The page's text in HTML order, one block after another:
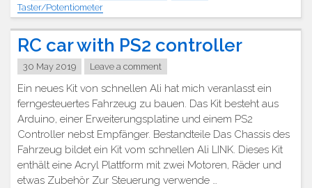
Taster/Potentiometer
RC car with PS2 controller
30 May 2019 Leave a comment
Ein neues Kit von schnellen Ali hat mich veranlasst ein
ferngesteuertes Fahrzeug zu bauen. Das Kit besteht aus
Arduino, einer Erweiterungsplatine und einem PS2
Controller nebst Empfänger. Bestandteile Das Chassis des
Fahrzeug bildet ein Kit vom schnellen Ali LINK. Dieses Kit
enthält eine Acryl Plattform mit zwei Motoren, Räder und
etwas Zubehör Zur Steuerung verwende …